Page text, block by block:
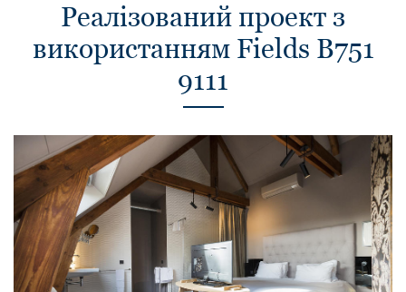
Реалізований проект з
використанням Fields B751
9111